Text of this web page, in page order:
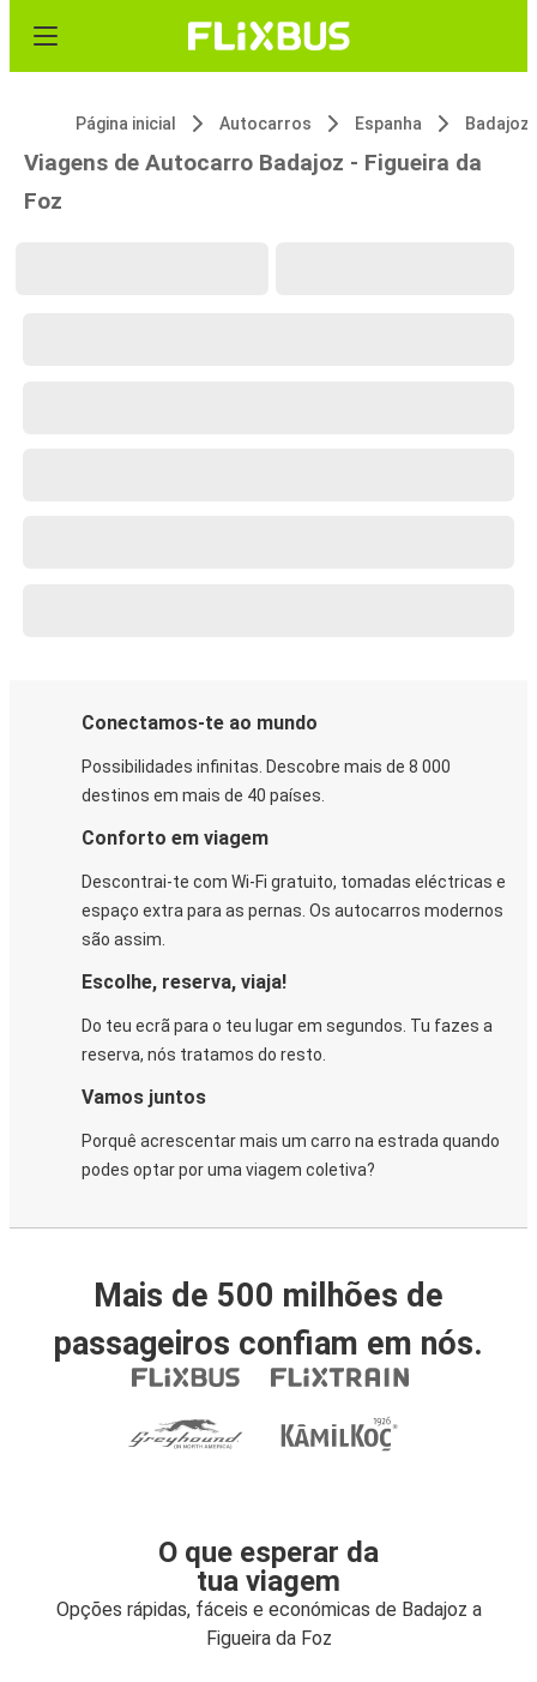
Página inicial Autocarros Espanha Badajoz
Viagens de Autocarro Badajoz - Figueira da
Foz
Conectamos-te ao mundo
Possibilidades infinitas. Descobre mais de 8 000
destinos em mais de 40 países.
Conforto em viagem
Descontrai-te com Wi-Fi gratuito, tomadas eléctricas e
espaço extra para as pernas. Os autocarros modernos
são assim.
Escolhe, reserva, viaja!
Do teu ecrã para o teu lugar em segundos. Tu fazes a
reserva, nós tratamos do resto.
Vamos juntos
Porquê acrescentar mais um carro na estrada quando
podes optar por uma viagem coletiva?
Mais de 500 milhões de
passageiros confiam em nós.
O que esperar da
tua viagem
Opções rápidas, fáceis e económicas de Badajoz a
Figueira da Foz